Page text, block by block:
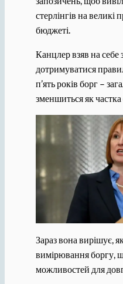
стерлінгів на
бюджеті.
Канцлер взяв на себе
дотримуватися
п’ять років борг –
зменшиться як
Зараз вона вирішує,
вимірювання боргу,
можливостей для